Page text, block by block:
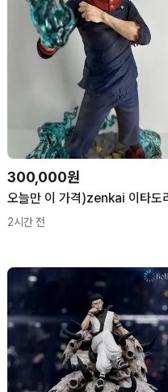
300,000원
2시간 전